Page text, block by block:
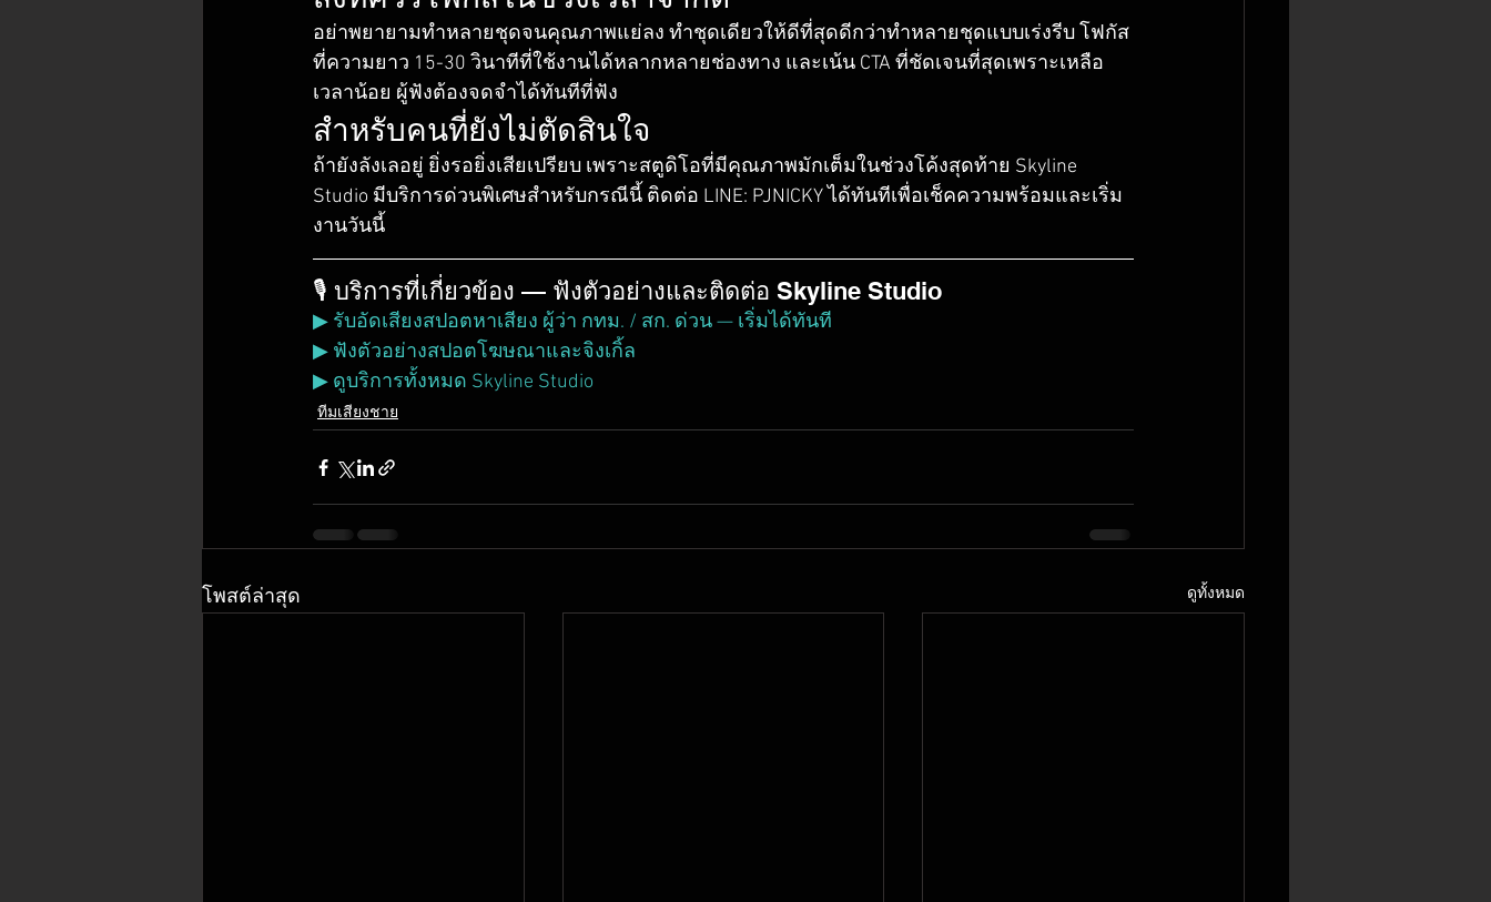
อย่าพยายามทำหลายชุดจนคุณภาพแย่ลง ทำชุดเดียวให้ดีที่สุดดีกว่าทำหลายชุดแบบเร่งรีบ โฟกัส
ที่ความยาว 15-30 วินาทีที่ใช้งานได้หลากหลายช่องทาง และเน้น CTA ที่ชัดเจนที่สุดเพราะเหลือ
เวลาน้อย ผู้ฟังต้องจดจำได้ทันทีที่ฟัง
สำหรับคนที่ยังไม่ตัดสินใจ
ถ้ายังลังเลอยู่ ยิ่งรอยิ่งเสียเปรียบ เพราะสตูดิโอที่มีคุณภาพมักเต็มในช่วงโค้งสุดท้าย Skyline
Studio มีบริการด่วนพิเศษสำหรับกรณีนี้ ติดต่อ LINE: PJNICKY ได้ทันทีเพื่อเช็คความพร้อมและเริ่ม
งานวันนี้
🎙️ บริการที่เกี่ยวข้อง — ฟังตัวอย่างและติดต่อ Skyline Studio
▶ รับอัดเสียงสปอตหาเสียง ผู้ว่า กทม. / สก. ด่วน — เริ่มได้ทันที
▶ ฟังตัวอย่างสปอตโฆษณาและจิงเกิ้ล
▶ ดูบริการทั้งหมด Skyline Studio
ทีมเสียงชาย
โพสต์ล่าสุด ดูทั้งหมด